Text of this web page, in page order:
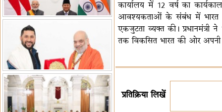
कार्यालय में 12 वर्ष का
आवश्यकताओं के संबंध में भारत
एकजुटता व्यक्त की। प्रधानमंत्री
तक विकसित भारत की ओर अपनी
प्रतिक्रिया लिखें